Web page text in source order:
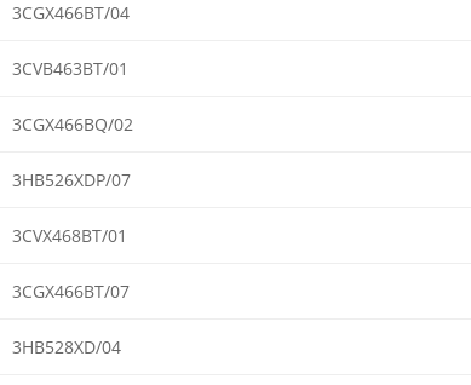
3CGX466BT/04
3CVB463BT/01
3CGX466BQ/02
3HB526XDP/07
3CVX468BT/01
3CGX466BT/07
3HB528XD/04